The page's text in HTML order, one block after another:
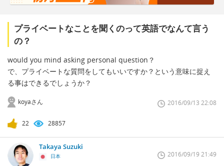
プライベートなことを聞くのって英語でなんて言う
の？
would you mind asking personal question？
で、プライベートな質問をしてもいいですか？という意味に捉え
る事はできるでしょうか？
koyaさん 2016/09/13 22:08
22 28857
Takaya Suzuki
日本 2016/09/19 21:49